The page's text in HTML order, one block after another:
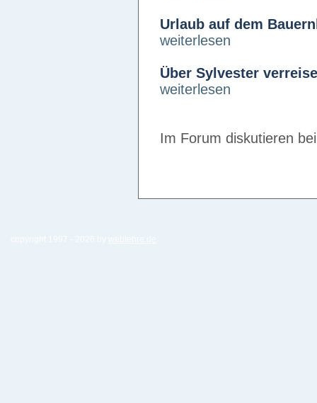
Urlaub auf dem
weiterlesen
Über Sylvester
weiterlesen
Im Forum diskutieren